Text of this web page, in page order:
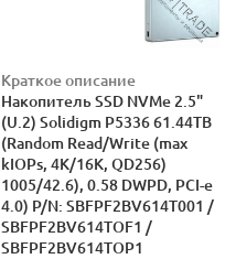
Краткое описание
Накопитель SSD NVMe 2.5"
(U.2) Solidigm P5336 61.44TB
(Random Read/Write (max
kIOPs, 4K/16K, QD256)
1005/42.6), 0.58 DWPD, PCI-e
4.0) P/N: SBFPF2BV614T001 /
SBFPF2BV614TOF1 /
SBFPF2BV614TOP1